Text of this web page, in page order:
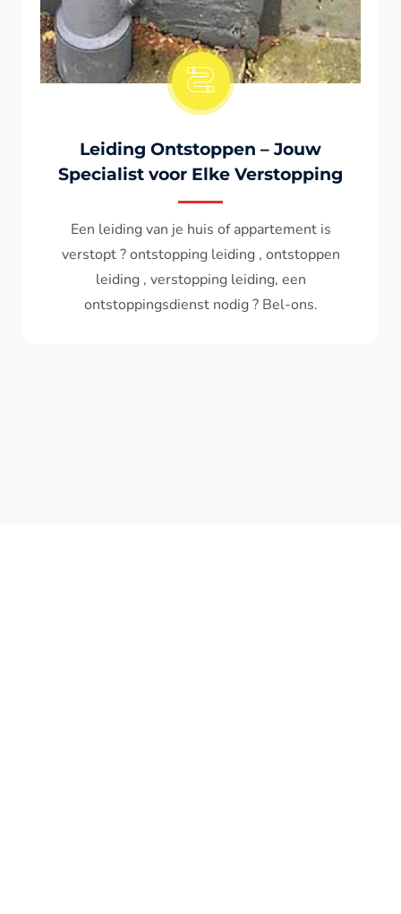
Onstopping Van Wc-Tiolet
Wc spoelt niet meer door ? het water komt
terug ? ontstoppen wc , ontstopping wc , wc
verstopt , een ontstoppingsdienst nodig ?
Bel - ons ? V.A 119€